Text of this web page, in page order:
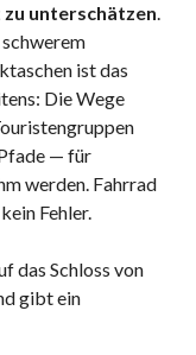
unterschätzen.
ist das
Die Wege
— für
werden. Fahrrad
Fehler.
das Schloss von
gibt ein